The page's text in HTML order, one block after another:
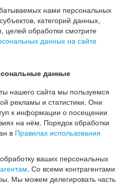
нами персональных
категорий данных,
целей обработки смотрите
данных на сайте
данные
нашего сайта мы пользуемся
рекламы и статистики. Они
к информации о посещении
на нём. Порядок обработки
в Правилах использования
ваших персональных
. Со всеми контрагентами
Мы можем делегировать часть